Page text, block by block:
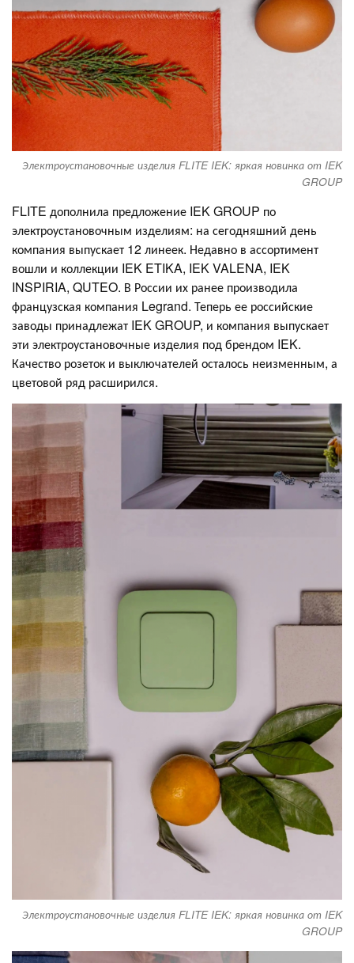
Электроустановочные изделия FLITE IEK: яркая новинка от IEK
GROUP
FLITE дополнила предложение IEK GROUP по
электроустановочным изделиям: на сегодняшний день
компания выпускает 12 линеек. Недавно в ассортимент
вошли и коллекции IEK ETIKA, IEK VALENA, IEK
INSPIRIA, QUTEO. В России их ранее производила
французская компания Legrand. Теперь ее российские
заводы принадлежат IEK GROUP, и компания выпускает
эти электроустановочные изделия под брендом IEK.
Качество розеток и выключателей осталось неизменным, а
цветовой ряд расширился.
Электроустановочные изделия FLITE IEK: яркая новинка от IEK
GROUP